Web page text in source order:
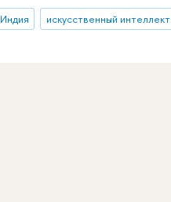
Индия искусственный интеллект